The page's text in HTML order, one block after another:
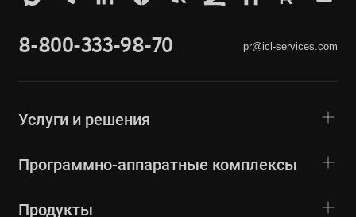
8-800-333-98-70 pr@icl-services.com
Услуги и решения
Программно-аппаратные комплексы
Продукты